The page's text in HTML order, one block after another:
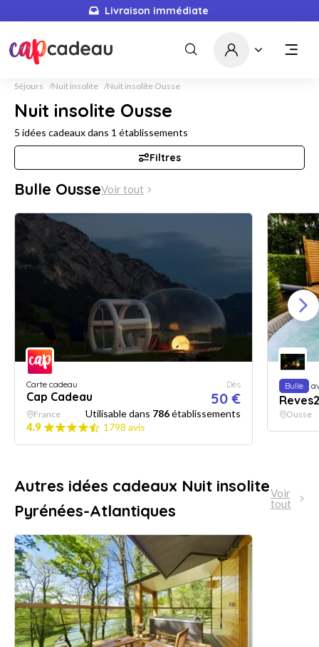
Livraison immédiate
Séjours Nuit insolite Nuit insolite Ousse
Nuit insolite Ousse
5 idées cadeaux dans 1 établissements
Filtres
Bulle OusseVoir tout
Carte cadeau
Cap Cadeau
Dès
50 €
France Utilisable dans 786établissements
4.9
1798 avis
Bulle
Ousse
Autres idées cadeaux Nuit insolite
Pyrénées-Atlantiques
Voir
tout